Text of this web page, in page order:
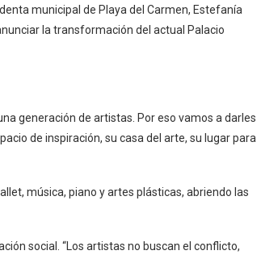
municipal de Playa del Carmen, Estefanía
la transformación del actual Palacio
generación de artistas. Por eso vamos a darles
de inspiración, su casa del arte, su lugar para
música, piano y artes plásticas, abriendo las
social. “Los artistas no buscan el conflicto,